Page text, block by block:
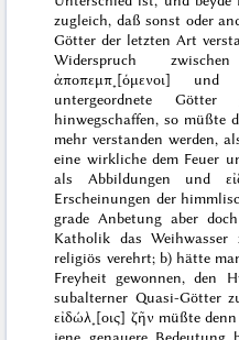
zugleich, daß sonst oder
Götter der letzten Art
Widerspruch
ἀποπεμπ˖[όμενοι] und
untergeordnete
hinwegschaffen, so müßte
mehr verstanden werden,
eine wirkliche dem Feuer
als Abbildungen und
Erscheinungen der
grade Anbetung aber
Katholik das
religiös verehrt; b) hätte
Freyheit gewonnen, den
subalterner Quasi-Götter
εἰδώλ˖[οις] ζῆνmüßte